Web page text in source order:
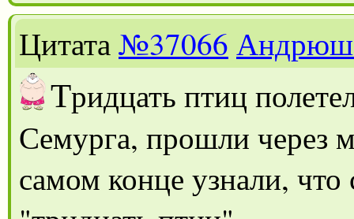
Цитата№37066
Тридцать птиц
Семурга, прошли через
самом конце узнали,